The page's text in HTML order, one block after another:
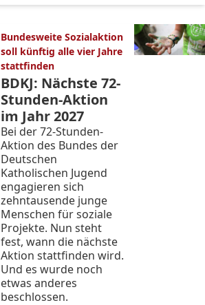
Bundesweite Sozialaktion
soll künftig alle vier Jahre
stattfinden
BDKJ: Nächste 72-
Stunden-Aktion
im Jahr 2027
Bei der 72-Stunden-
Aktion des Bundes der
Deutschen
Katholischen Jugend
engagieren sich
zehntausende junge
Menschen für soziale
Projekte. Nun steht
fest, wann die nächste
Aktion stattfinden wird.
Und es wurde noch
etwas anderes
beschlossen.